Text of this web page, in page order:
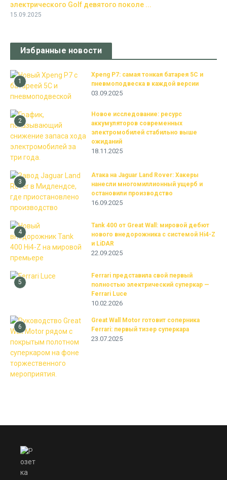
электрического Golf девятого поколе ...
15.09.2025
Избранные новости
1
Xpeng P7: самая тонкая батарея 5C и
пневмоподвеска в каждой версии
03.09.2025
2
Новое исследование: ресурс
аккумуляторов современных
электромобилей стабильно выше
ожиданий
18.11.2025
3
Атака на Jaguar Land Rover: Хакеры
нанесли многомиллионный ущерб и
остановили производство
16.09.2025
4
Tank 400 от Great Wall: мировой дебют
нового внедорожника с системой Hi4-Z
и LiDAR
22.09.2025
5
Ferrari представила свой первый
полностью электрический суперкар —
Ferrari Luce
10.02.2026
6
Great Wall Motor готовит соперника
Ferrari: первый тизер суперкара
23.07.2025